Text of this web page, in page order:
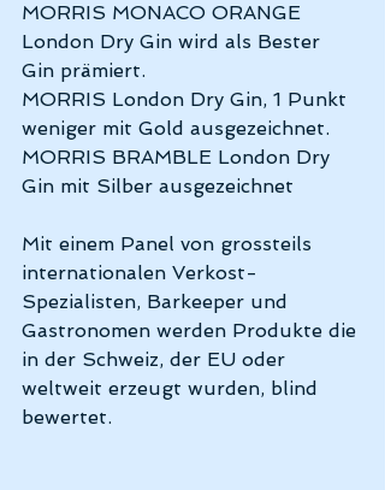
MORRIS MONACO ORANGE
London Dry Gin wird als Bester
Gin prämiert.
MORRIS London Dry Gin, 1 Punkt
weniger mit Gold ausgezeichnet.
MORRIS BRAMBLE London Dry
Gin mit Silber ausgezeichnet
Mit einem Panel von grossteils
internationalen Verkost-
Spezialisten, Barkeeper und
Gastronomen werden Produkte die
in der Schweiz, der EU oder
weltweit erzeugt wurden, blind
bewertet.